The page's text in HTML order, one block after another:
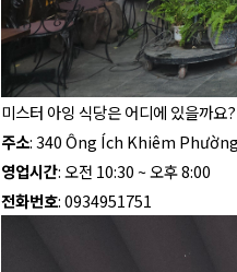
미스터 아잉 식당은 어디에 있을까요
주소: 340 Ông Ích Khiêm
영업시간: 오전 10:30 ~ 오후 8:00
전화번호: 0934951751